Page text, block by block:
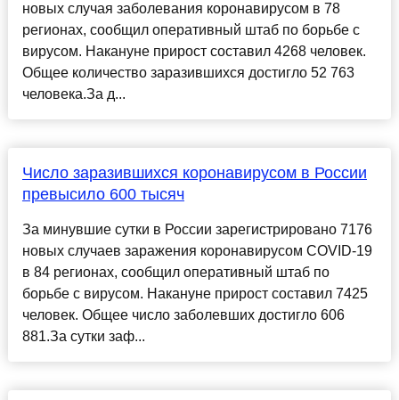
новых случая заболевания коронавирусом в 78
регионах, сообщил оперативный штаб по борьбе с
вирусом. Накануне прирост составил 4268 человек.
Общее количество заразившихся достигло 52 763
человека.За д...
Число заразившихся коронавирусом в России
превысило 600 тысяч
За минувшие сутки в России зарегистрировано 7176
новых случаев заражения коронавирусом COVID-19
в 84 регионах, сообщил оперативный штаб по
борьбе с вирусом. Накануне прирост составил 7425
человек. Общее число заболевших достигло 606
881.За сутки заф...